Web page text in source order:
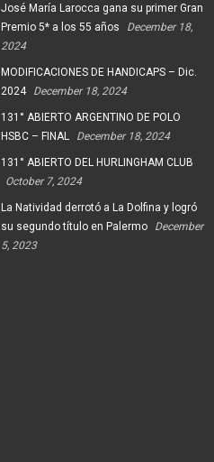
José María Larocca gana su primer Gran
Premio 5* a los 55 años
December 18,
2024
MODIFICACIONES DE HANDICAPS – Dic.
2024
December 18, 2024
131° ABIERTO ARGENTINO DE POLO
HSBC – FINAL
December 18, 2024
131° ABIERTO DEL HURLINGHAM CLUB
October 7, 2024
La Natividad derrotó a La Dolfina y logró
su segundo título en Palermo
December
5, 2023